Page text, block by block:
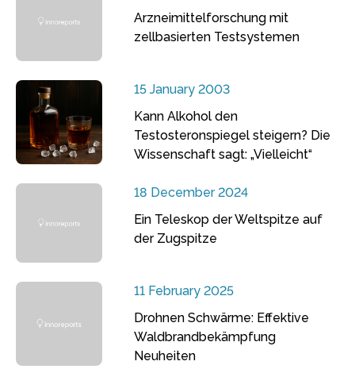
Arzneimittelforschung mit
zellbasierten Testsystemen
15 January 2003
Kann Alkohol den
Testosteronspiegel steigern? Die
Wissenschaft sagt: „Vielleicht“
18 December 2024
Ein Teleskop der Weltspitze auf
der Zugspitze
11 February 2025
Drohnen Schwärme: Effektive
Waldbrandbekämpfung
Neuheiten